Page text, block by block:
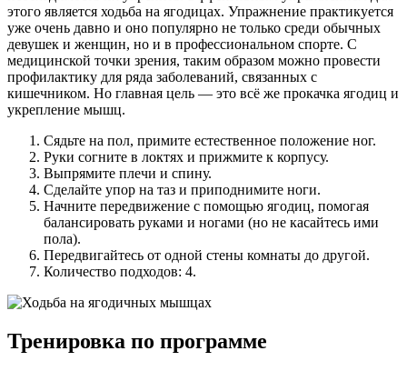
этого является ходьба на ягодицах. Упражнение практикуется
уже очень давно и оно популярно не только среди обычных
девушек и женщин, но и в профессиональном спорте. С
медицинской точки зрения, таким образом можно провести
профилактику для ряда заболеваний, связанных с
кишечником. Но главная цель — это всё же прокачка ягодиц и
укрепление мышц.
Сядьте на пол, примите естественное положение ног.
Руки согните в локтях и прижмите к корпусу.
Выпрямите плечи и спину.
Сделайте упор на таз и приподнимите ноги.
Начните передвижение с помощью ягодиц, помогая
балансировать руками и ногами (но не касайтесь ими
пола).
Передвигайтесь от одной стены комнаты до другой.
Количество подходов: 4.
Тренировка по программе